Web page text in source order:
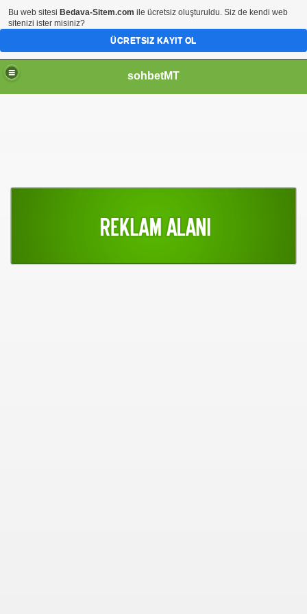
sohbetMT
Bu web sitesi Bedava-Sitem.com ile ücretsiz oluşturuldu. Siz de kendi web
sitenizi ister misiniz?
ÜCRETSIZ KAYIT OL